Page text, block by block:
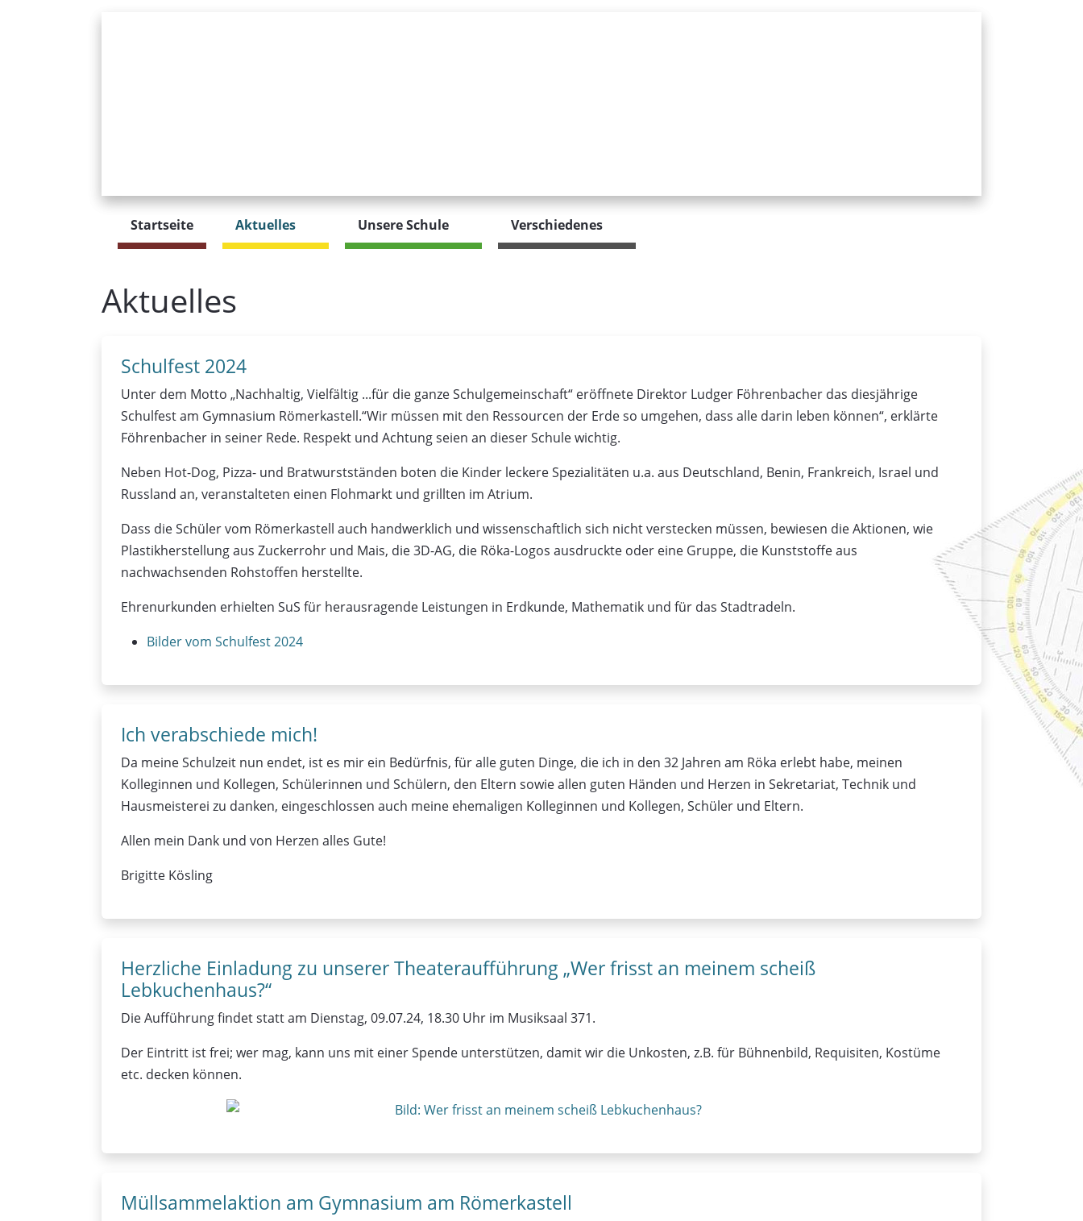
Startseite Aktuelles Unsere Schule Verschiedenes
Aktuelles
Schulfest 2024
Unter dem Motto „Nachhaltig, Vielfältig ...für die ganze Schulgemeinschaft“ eröffnete Direktor Ludger Föhrenbacher das diesjährige
Schulfest am Gymnasium Römerkastell.“Wir müssen mit den Ressourcen der Erde so umgehen, dass alle darin leben können“, erklärte
Föhrenbacher in seiner Rede. Respekt und Achtung seien an dieser Schule wichtig.
Neben Hot-Dog, Pizza- und Bratwurstständen boten die Kinder leckere Spezialitäten u.a. aus Deutschland, Benin, Frankreich, Israel und
Russland an, veranstalteten einen Flohmarkt und grillten im Atrium.
Dass die Schüler vom Römerkastell auch handwerklich und wissenschaftlich sich nicht verstecken müssen, bewiesen die Aktionen, wie
Plastikherstellung aus Zuckerrohr und Mais, die 3D-AG, die Röka-Logos ausdruckte oder eine Gruppe, die Kunststoffe aus
nachwachsenden Rohstoffen herstellte.
Ehrenurkunden erhielten SuS für herausragende Leistungen in Erdkunde, Mathematik und für das Stadtradeln.
Bilder vom Schulfest 2024
Ich verabschiede mich!
Da meine Schulzeit nun endet, ist es mir ein Bedürfnis, für alle guten Dinge, die ich in den 32 Jahren am Röka erlebt habe, meinen
Kolleginnen und Kollegen, Schülerinnen und Schülern, den Eltern sowie allen guten Händen und Herzen in Sekretariat, Technik und
Hausmeisterei zu danken, eingeschlossen auch meine ehemaligen Kolleginnen und Kollegen, Schüler und Eltern.
Allen mein Dank und von Herzen alles Gute!
Brigitte Kösling
Herzliche Einladung zu unserer Theateraufführung „Wer frisst an meinem scheiß
Lebkuchenhaus?“
Die Aufführung findet statt am Dienstag, 09.07.24, 18.30 Uhr im Musiksaal 371.
Der Eintritt ist frei; wer mag, kann uns mit einer Spende unterstützen, damit wir die Unkosten, z.B. für Bühnenbild, Requisiten, Kostüme
etc. decken können.
Müllsammelaktion am Gymnasium am Römerkastell